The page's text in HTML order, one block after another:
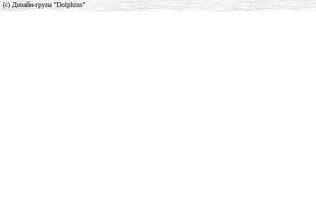
(c) Дизайн-група "Dolphins"